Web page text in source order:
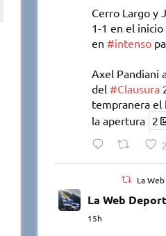
Cerro Largo y
1-1 en el
en#intenso
Axel Pandiani
del#Clausura
tempranera el
la apertura 2
2
La
La Web
15h